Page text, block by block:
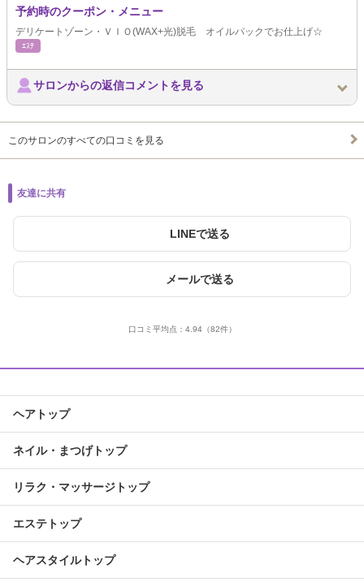
予約時のクーポン・メニュー
デリケートゾーン・ＶＩＯ(WAX+光)脱毛 オイルパックでお仕上げ☆
ｴｽﾃ
サロンからの返信コメントを見る
このサロンのすべての口コミを見る
友達に共有
LINEで送る
メールで送る
口コミ平均点： 4.94（82件）
ヘアトップ
ネイル・まつげトップ
リラク・マッサージトップ
エステトップ
ヘアスタイルトップ